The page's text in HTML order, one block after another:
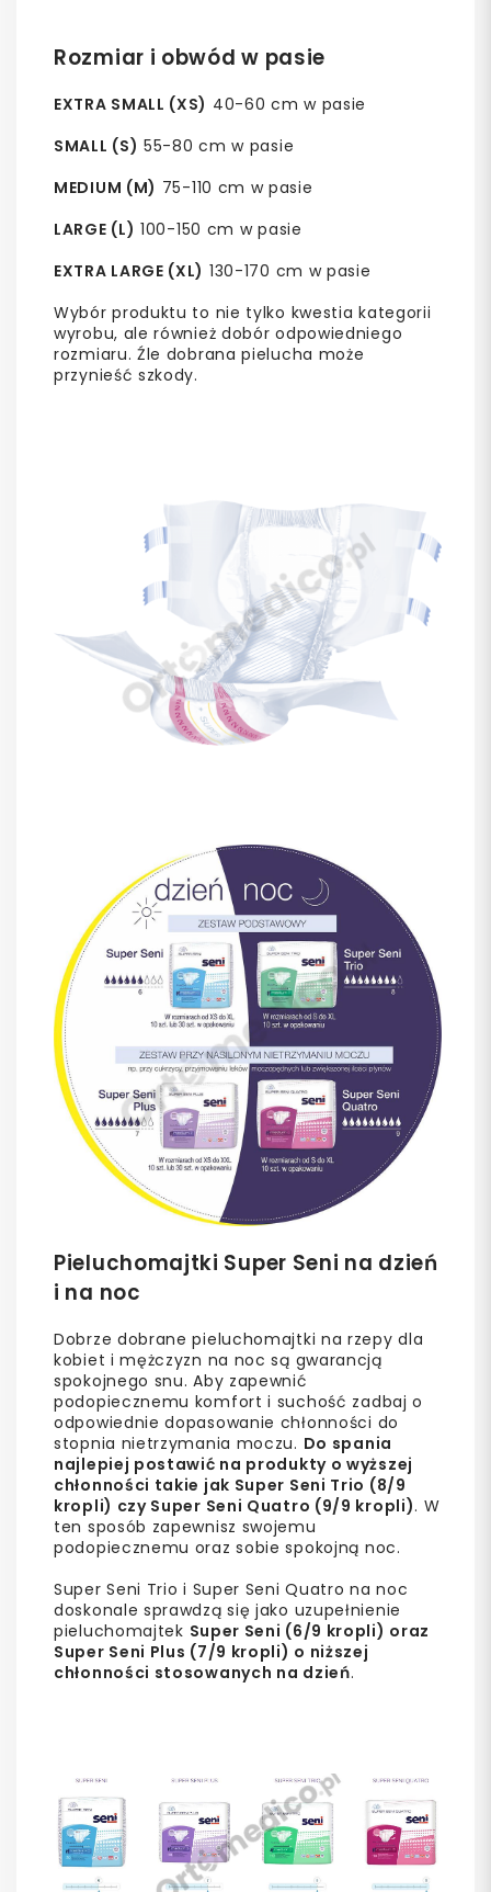
Rozmiar i obwód w pasie
EXTRA SMALL (XS) 40-60 cm w pasie
SMALL (S) 55-80 cm w pasie
MEDIUM (M) 75-110 cm w pasie
LARGE (L) 100-150 cm w pasie
EXTRA LARGE (XL) 130-170 cm w pasie
Wybór produktu to nie tylko kwestia kategorii
wyrobu, ale również dobór odpowiedniego
rozmiaru. Źle dobrana pielucha może
przynieść szkody.
Pieluchomajtki Super Seni na dzień
i na noc
Dobrze dobrane pieluchomajtki na rzepy dla
kobiet i mężczyzn na noc są gwarancją
spokojnego snu. Aby zapewnić
podopiecznemu komfort i suchość zadbaj o
odpowiednie dopasowanie chłonności do
stopnia nietrzymania moczu. Do spania
najlepiej postawić na produkty o wyższej
chłonności takie jak Super Seni Trio (8/9
kropli) czy Super Seni Quatro (9/9 kropli). W
ten sposób zapewnisz swojemu
podopiecznemu oraz sobie spokojną noc.
Super Seni Trio i Super Seni Quatro na noc
doskonale sprawdzą się jako uzupełnienie
pieluchomajtek Super Seni (6/9 kropli) oraz
Super Seni Plus (7/9 kropli) o niższej
chłonności stosowanych na dzień.